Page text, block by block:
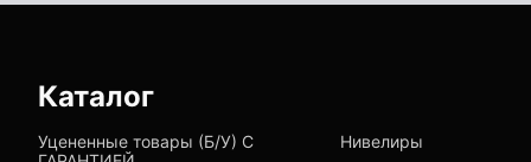
Каталог
Уцененные товары (Б/У) С
Нивелиры